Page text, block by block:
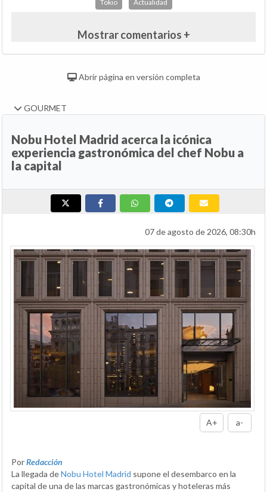
Tokio Actualidad
Mostrar comentarios +
Abrir página en versión completa
GOURMET
Nobu Hotel Madrid acerca la icónica
experiencia gastronómica del chef Nobu a
la capital
07 de agosto de 2026, 08:30h
A+ a-
PorRedacción
La llegada deNobu Hotel Madrid supone el desembarco en la
capital de una de las marcas gastronómicas y hoteleras más